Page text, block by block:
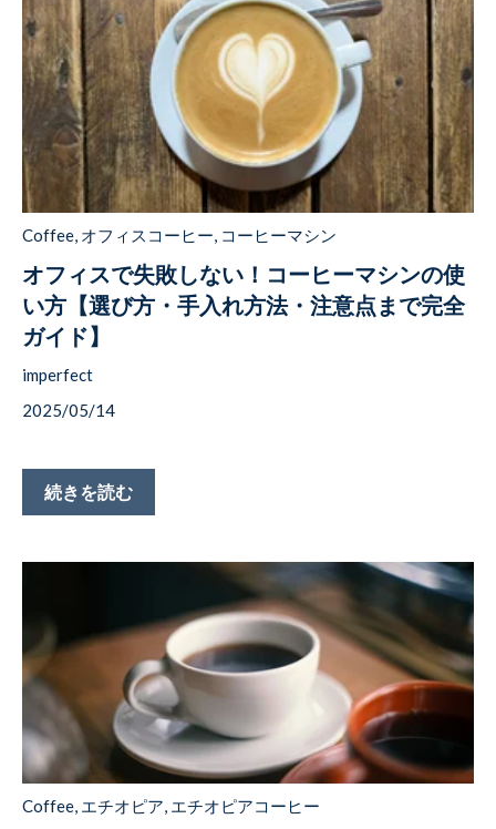
Coffee, オフィスコーヒー, コーヒーマシン
オフィスで失敗しない！コーヒーマシンの使
い方【選び方・手入れ方法・注意点まで完全
ガイド】
imperfect
2025/05/14
続きを読む
Coffee, エチオピア, エチオピアコーヒー